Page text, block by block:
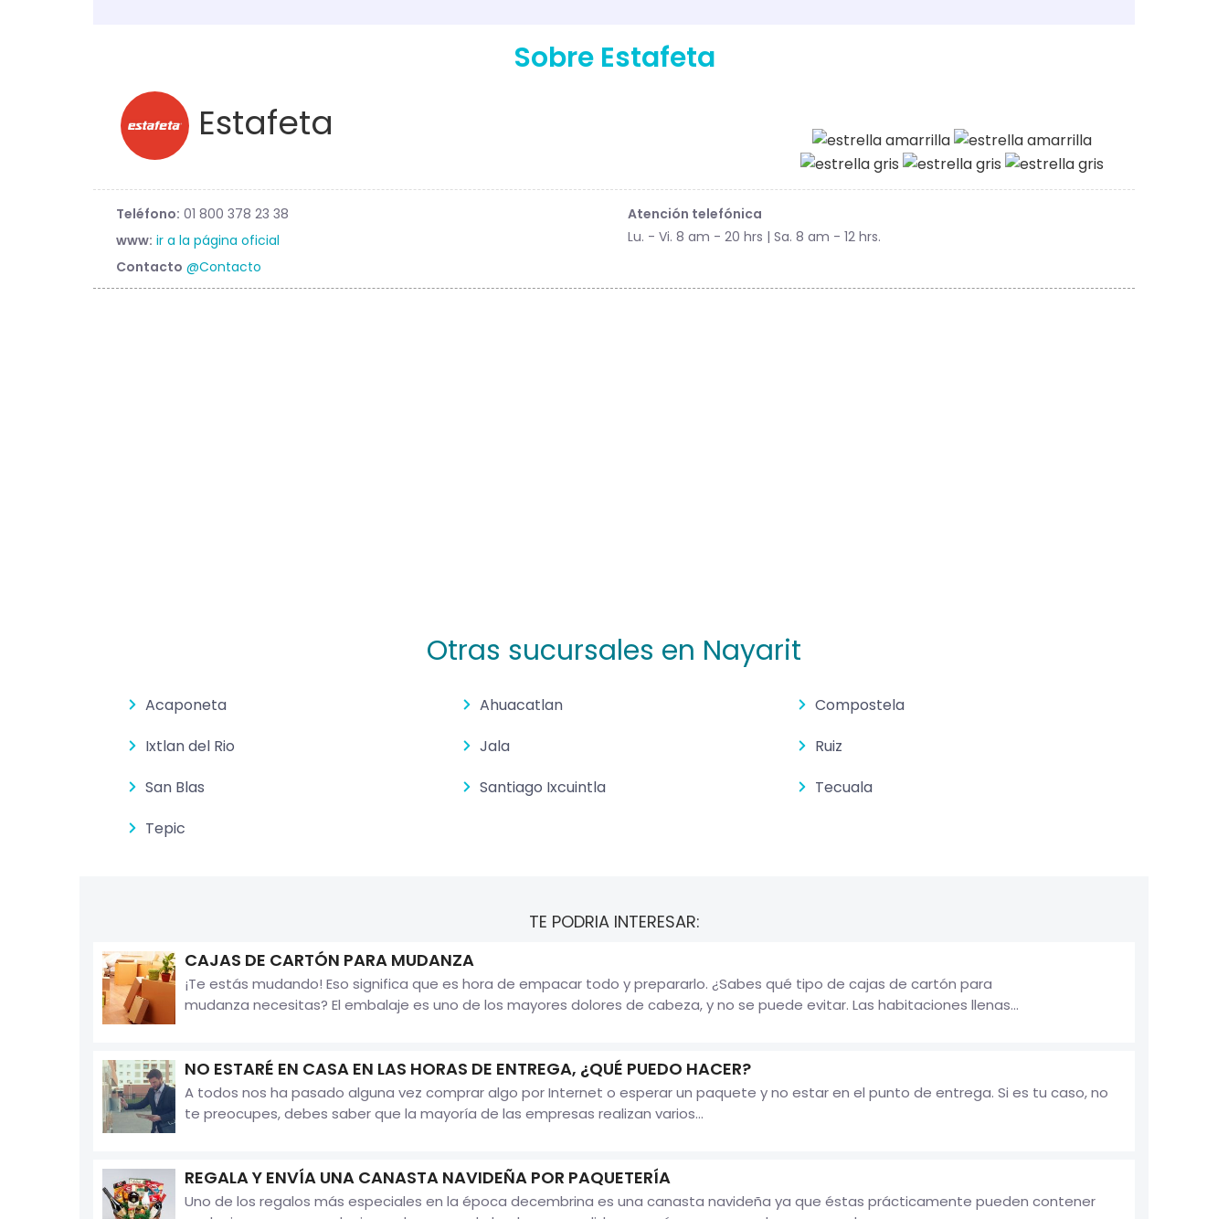
Sobre Estafeta
Estafeta
Teléfono: 01 800 378 23 38
www: ir a la página oficial
Contacto @Contacto
Atención telefónica
Lu. - Vi. 8 am - 20 hrs | Sa. 8 am - 12 hrs.
Otras sucursales en Nayarit
Acaponeta Ahuacatlan
Compostela
Ixtlan del Rio
Jala
Ruiz
San Blas
Santiago Ixcuintla
Tecuala
Tepic
TE PODRIA INTERESAR:
CAJAS DE CARTÓN PARA MUDANZA
¡Te estás mudando! Eso significa que es hora de empacar todo y prepararlo. ¿Sabes qué tipo de cajas de cartón para
mudanza necesitas? El embalaje es uno de los mayores dolores de cabeza, y no se puede evitar. Las habitaciones llenas...
NO ESTARÉ EN CASA EN LAS HORAS DE ENTREGA, ¿QUÉ PUEDO HACER?
A todos nos ha pasado alguna vez comprar algo por Internet o esperar un paquete y no estar en el punto de entrega. Si es tu caso, no
te preocupes, debes saber que la mayoría de las empresas realizan varios...
REGALA Y ENVÍA UNA CANASTA NAVIDEÑA POR PAQUETERÍA
Uno de los regalos más especiales en la época decembrina es una canasta navideña ya que éstas prácticamente pueden contener